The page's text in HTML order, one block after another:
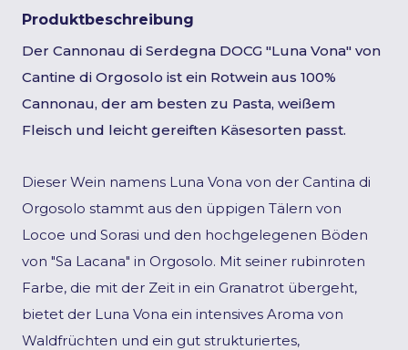
Produktbeschreibung
Der Cannonau di Serdegna DOCG "Luna Vona" von
Cantine di Orgosolo ist ein Rotwein aus 100%
Cannonau, der am besten zu Pasta, weißem
Fleisch und leicht gereiften Käsesorten passt.
Dieser Wein namens Luna Vona von der Cantina di
Orgosolo stammt aus den üppigen Tälern von
Locoe und Sorasi und den hochgelegenen Böden
von "Sa Lacana" in Orgosolo. Mit seiner rubinroten
Farbe, die mit der Zeit in ein Granatrot übergeht,
bietet der Luna Vona ein intensives Aroma von
Waldfrüchten und ein gut strukturiertes,